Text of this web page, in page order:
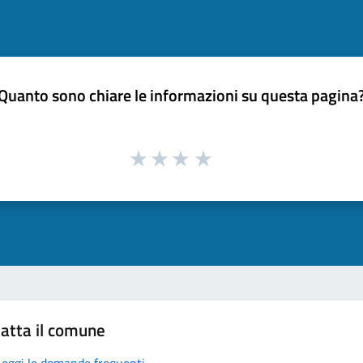
sono chiare le informazioni su questa
il comune